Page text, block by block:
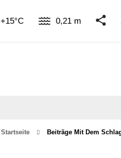
+15°C 0,21 m
Startseite Beiträge Mit Dem